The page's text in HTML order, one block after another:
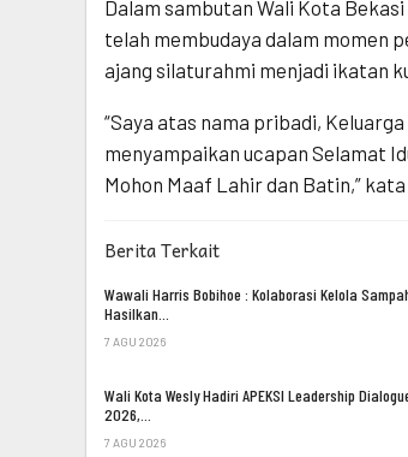
Dalam sambutan Wali Kota
telah membudaya dalam momen
ajang silaturahmi menjadi ikatan
“Saya atas nama pribadi,
menyampaikan ucapan Selamat
Mohon Maaf Lahir dan Batin,”
Berita Terkait
Wawali Harris Bobihoe : Kolaborasi Kelola
Hasilkan…
7 AGU 2026
Wali Kota Wesly Hadiri APEKSI Leadership
2026,…
7 AGU 2026